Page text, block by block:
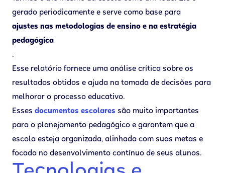
gerado periodicamente e serve como base para
ajustes nas metodologias de ensino e na estratégia
pedagógica
.
Esse relatório fornece uma análise crítica sobre os
resultados obtidos e ajuda na tomada de decisões para
melhorar o processo educativo.
Esses documentos escolares são muito importantes
para o planejamento pedagógico e garantem que a
escola esteja organizada, alinhada com suas metas e
focada no desenvolvimento contínuo de seus alunos.